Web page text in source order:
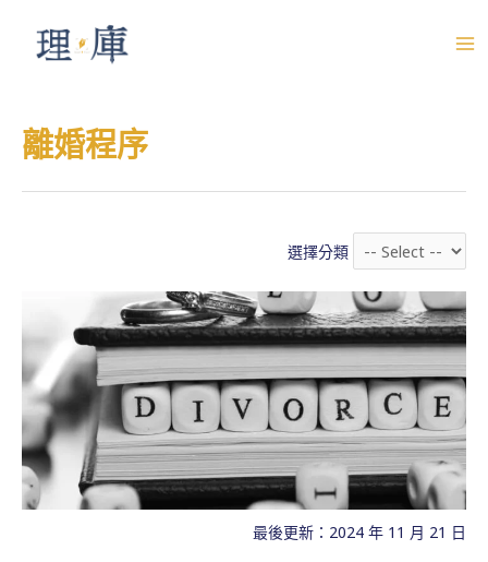
N
M
N
U
離婚程序
選擇分類
最後更新：2024 年 11 月 21 日